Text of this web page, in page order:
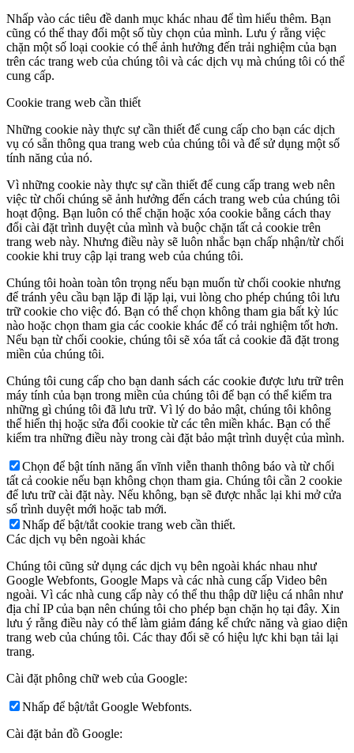
Nhấp vào các tiêu đề danh mục khác nhau để tìm hiểu thêm. Bạn
cũng có thể thay đổi một số tùy chọn của mình. Lưu ý rằng việc
chặn một số loại cookie có thể ảnh hưởng đến trải nghiệm của bạn
trên các trang web của chúng tôi và các dịch vụ mà chúng tôi có thể
cung cấp.
Cookie trang web cần thiết
Những cookie này thực sự cần thiết để cung cấp cho bạn các dịch
vụ có sẵn thông qua trang web của chúng tôi và để sử dụng một số
tính năng của nó.
Vì những cookie này thực sự cần thiết để cung cấp trang web nên
việc từ chối chúng sẽ ảnh hưởng đến cách trang web của chúng tôi
hoạt động. Bạn luôn có thể chặn hoặc xóa cookie bằng cách thay
đổi cài đặt trình duyệt của mình và buộc chặn tất cả cookie trên
trang web này. Nhưng điều này sẽ luôn nhắc bạn chấp nhận/từ chối
cookie khi truy cập lại trang web của chúng tôi.
Chúng tôi hoàn toàn tôn trọng nếu bạn muốn từ chối cookie nhưng
để tránh yêu cầu bạn lặp đi lặp lại, vui lòng cho phép chúng tôi lưu
trữ cookie cho việc đó. Bạn có thể chọn không tham gia bất kỳ lúc
nào hoặc chọn tham gia các cookie khác để có trải nghiệm tốt hơn.
Nếu bạn từ chối cookie, chúng tôi sẽ xóa tất cả cookie đã đặt trong
miền của chúng tôi.
Chúng tôi cung cấp cho bạn danh sách các cookie được lưu trữ trên
máy tính của bạn trong miền của chúng tôi để bạn có thể kiểm tra
những gì chúng tôi đã lưu trữ. Vì lý do bảo mật, chúng tôi không
thể hiển thị hoặc sửa đổi cookie từ các tên miền khác. Bạn có thể
kiểm tra những điều này trong cài đặt bảo mật trình duyệt của mình.
Chọn để bật tính năng ẩn vĩnh viễn thanh thông báo và từ chối
tất cả cookie nếu bạn không chọn tham gia. Chúng tôi cần 2 cookie
để lưu trữ cài đặt này. Nếu không, bạn sẽ được nhắc lại khi mở cửa
sổ trình duyệt mới hoặc tab mới.
Nhấp để bật/tắt cookie trang web cần thiết.
Các dịch vụ bên ngoài khác
Chúng tôi cũng sử dụng các dịch vụ bên ngoài khác nhau như
Google Webfonts, Google Maps và các nhà cung cấp Video bên
ngoài. Vì các nhà cung cấp này có thể thu thập dữ liệu cá nhân như
địa chỉ IP của bạn nên chúng tôi cho phép bạn chặn họ tại đây. Xin
lưu ý rằng điều này có thể làm giảm đáng kể chức năng và giao diện
trang web của chúng tôi. Các thay đổi sẽ có hiệu lực khi bạn tải lại
trang.
Cài đặt phông chữ web của Google:
Nhấp để bật/tắt Google Webfonts.
Cài đặt bản đồ Google: